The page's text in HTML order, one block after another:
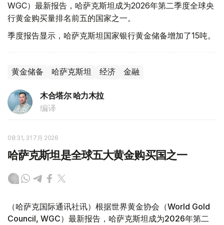
WGC）最新报告，哈萨克斯坦成为2026年第二季度全球央
行黄金购买量排名前五的国家之一。
季度报告显示，哈萨克斯坦国家银行黄金储备增加了15吨。
黄金储备 哈萨克斯坦 经济 金融
木合塔尔 哈力木拉
编译
08:31, 31 7月 2026
哈萨克斯坦是全球五大黄金购买国之一
（哈萨克国际通讯社讯）根据世界黄金协会（World Gold
Council, WGC）最新报告，哈萨克斯坦成为2026年第二